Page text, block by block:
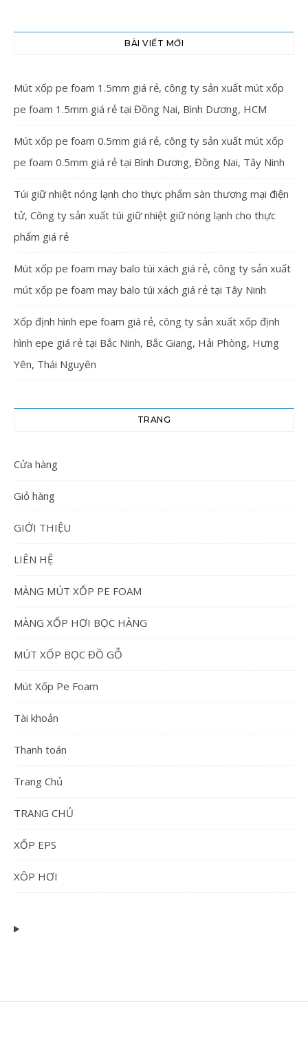
BÀI VIẾT MỚI
Mút xốp pe foam 1.5mm giá rẻ, công ty sản xuất mút xốp
pe foam 1.5mm giá rẻ tại Đồng Nai, Bình Dương, HCM
Mút xốp pe foam 0.5mm giá rẻ, công ty sản xuất mút xốp
pe foam 0.5mm giá rẻ tại Bình Dương, Đồng Nai, Tây Ninh
Túi giữ nhiệt nóng lạnh cho thực phẩm sàn thương mại điện
tử, Công ty sản xuất túi giữ nhiệt giữ nóng lạnh cho thực
phẩm giá rẻ
Mút xốp pe foam may balo túi xách giá rẻ, công ty sản xuất
mút xốp pe foam may balo túi xách giá rẻ tại Tây Ninh
Xốp định hình epe foam giá rẻ, công ty sản xuất xốp định
hình epe giá rẻ tại Bắc Ninh, Bắc Giang, Hải Phòng, Hưng
Yên, Thái Nguyên
TRANG
Cửa hàng
Giỏ hàng
GIỚI THIỆU
LIÊN HỆ
MÀNG MÚT XỐP PE FOAM
MÀNG XỐP HƠI BỌC HÀNG
MÚT XỐP BỌC ĐỒ GỖ
Mút Xốp Pe Foam
Tài khoản
Thanh toán
Trang Chủ
TRANG CHỦ
XỐP EPS
XÔP HƠI